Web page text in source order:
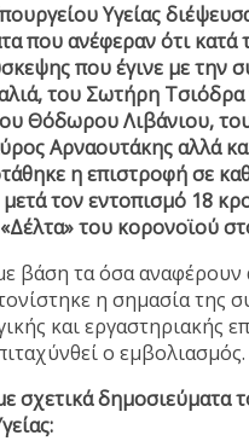
Υγείας
που ανέφεραν ότι κατά
που έγινε με την
του Σωτήρη
Θόδωρου Λιβάνιου,
Αρναουτάκης αλλά
η επιστροφή σε
τον εντοπισμό 18
του κορονοϊού
βάση τα όσα αναφέρουν
η σημασία της
και εργαστηριακής
ο εμβολιασμός.
σχετικά δημοσιεύματα